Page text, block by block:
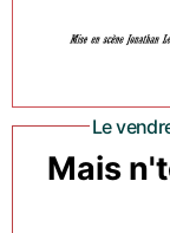
Le
Mais